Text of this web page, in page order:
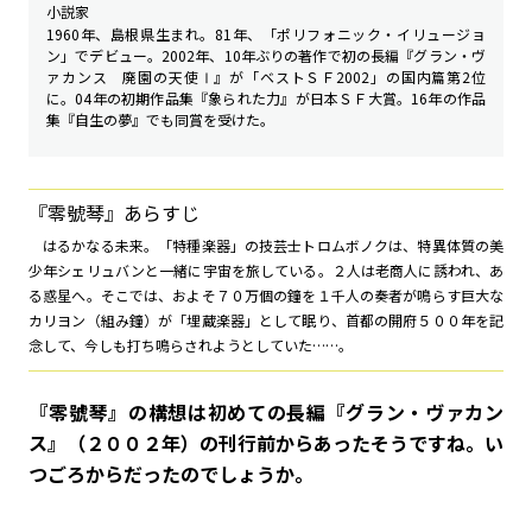
小説家
1960年、島根県生まれ。81年、「ポリフォニック・イリュージョ
ン」でデビュー。2002年、10年ぶりの著作で初の長編『グラン・ヴ
ァカンス 廃園の天使Ⅰ』が「ベストＳＦ2002」の国内篇第2位
に。04年の初期作品集『象られた力』が日本ＳＦ大賞。16年の作品
集『自生の夢』でも同賞を受けた。
『零號琴』あらすじ
はるかなる未来――。「特種楽器」の技芸士トロムボノクは、特異体質の美
少年シェリュバンと一緒に宇宙を旅している。２人は老商人に誘われ、あ
る惑星へ。そこでは、およそ７０万個の鐘を１千人の奏者が鳴らす巨大な
カリヨン（組み鐘）が「埋蔵楽器」として眠り、首都の開府５００年を記
念して、今しも打ち鳴らされようとしていた……。
――『零號琴』の構想は初めての長編『グラン・ヴァカン
ス』（２００２年）の刊行前からあったそうですね。い
つごろからだったのでしょうか。